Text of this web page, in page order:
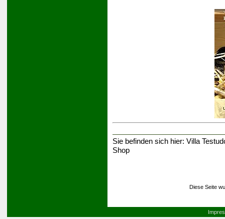
Sie befinden sich hier: Villa
Shop
Diese Seite